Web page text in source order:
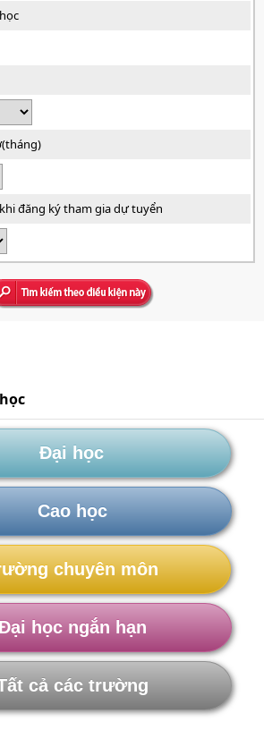
đăng ký tham gia dự tuyển
Đại học
Cao học
chuyên môn
học ngắn hạn
cả các trường